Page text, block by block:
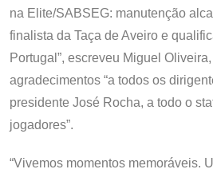
na Elite/SABSEG: manutenção
finalista da Taça de Aveiro e
Portugal”, escreveu Miguel
agradecimentos “a todos os
presidente José Rocha, a todo o
jogadores”.
“Vivemos momentos memoráveis.